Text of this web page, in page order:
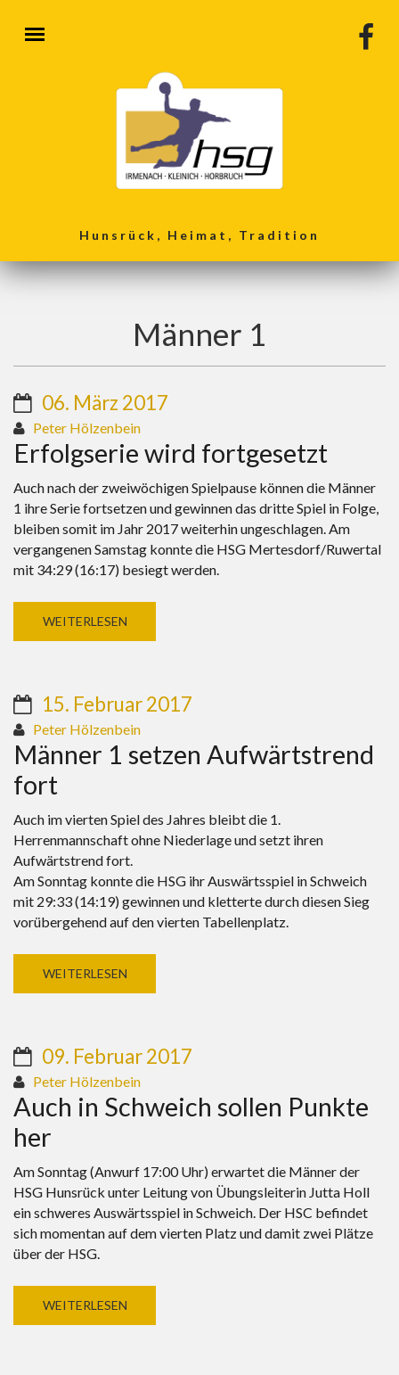
Hunsrück, Heimat, Tradition
Männer 1
06. März 2017
Peter Hölzenbein
Erfolgserie wird fortgesetzt
Auch nach der zweiwöchigen Spielpause können die Männer
1 ihre Serie fortsetzen und gewinnen das dritte Spiel in Folge,
bleiben somit im Jahr 2017 weiterhin ungeschlagen. Am
vergangenen Samstag konnte die HSG Mertesdorf/Ruwertal
mit 34:29 (16:17) besiegt werden.
WEITERLESEN
15. Februar 2017
Peter Hölzenbein
Männer 1 setzen Aufwärtstrend
fort
Auch im vierten Spiel des Jahres bleibt die 1.
Herrenmannschaft ohne Niederlage und setzt ihren
Aufwärtstrend fort.
Am Sonntag konnte die HSG ihr Auswärtsspiel in Schweich
mit 29:33 (14:19) gewinnen und kletterte durch diesen Sieg
vorübergehend auf den vierten Tabellenplatz.
WEITERLESEN
09. Februar 2017
Peter Hölzenbein
Auch in Schweich sollen Punkte
her
Am Sonntag (Anwurf 17:00 Uhr) erwartet die Männer der
HSG Hunsrück unter Leitung von Übungsleiterin Jutta Holl
ein schweres Auswärtsspiel in Schweich. Der HSC befindet
sich momentan auf dem vierten Platz und damit zwei Plätze
über der HSG.
WEITERLESEN